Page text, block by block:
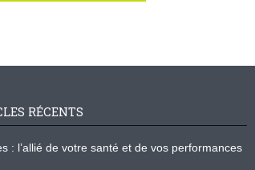
RÉCENTS
: l’allié de votre santé et de vos performances